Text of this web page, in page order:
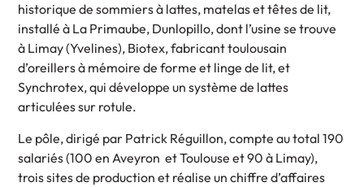
historique de sommiers à lattes, matelas et têtes de lit,
installé à La Primaube, Dunlopillo, dont l’usine se trouve
à Limay (Yvelines), Biotex, fabricant toulousain
d’oreillers à mémoire de forme et linge de lit, et
Synchrotex, qui développe un système de lattes
articulées sur rotule.
Le pôle, dirigé par Patrick Réguillon, compte au total 190
salariés (100 en Aveyron et Toulouse et 90 à Limay),
trois sites de production et réalise un chiffre d’affaires